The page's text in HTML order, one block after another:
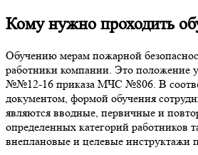
Кому нужно проходить
Обучению мерам пожарной
работники компании. Это положение
№№12-16 приказа МЧС №806. В
документом, формой обучения
являются вводные, первичные и
определенных категорий работников
внеплановые и целевые инструктажи